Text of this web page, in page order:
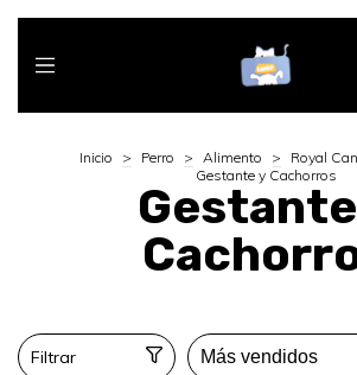
Inicio > Perro > Alimento > Royal
Gestante y Cachorros
Filtrar